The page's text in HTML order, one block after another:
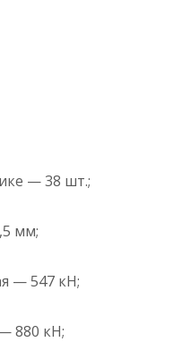
— 38 шт.;
мм;
— 547 кН;
880 кН;